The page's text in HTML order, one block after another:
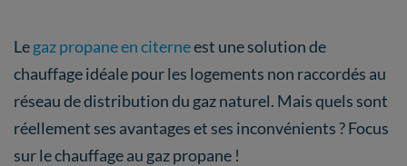
Legaz propane en citerneest une solution de
chauffage idéale pour les logements non raccordés au
réseau de distribution du gaz naturel. Mais quels sont
réellement ses avantages et ses inconvénients ? Focus
sur le chauffage au gaz propane !